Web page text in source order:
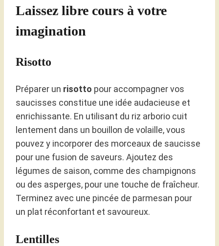
Laissez libre cours à votre
imagination
Risotto
Préparer un risotto pour accompagner vos
saucisses constitue une idée audacieuse et
enrichissante. En utilisant du riz arborio cuit
lentement dans un bouillon de volaille, vous
pouvez y incorporer des morceaux de saucisse
pour une fusion de saveurs. Ajoutez des
légumes de saison, comme des champignons
ou des asperges, pour une touche de fraîcheur.
Terminez avec une pincée de parmesan pour
un plat réconfortant et savoureux.
Lentilles